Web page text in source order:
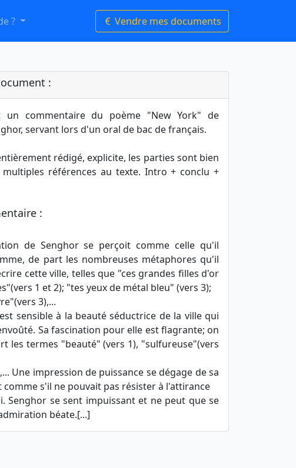
? Vendre mes documents
:
un commentaire du poème "New York" de
servant lors d'un oral de bac de français.
rédigé, explicite, les parties sont bien
multiples références au texte. Intro + conclu +
:
de Senghor se perçoit comme celle qu'il
de part les nombreuses métaphores qu'il
cette ville, telles que "ces grandes filles d'or
1 et 2); "tes yeux de métal bleu" (vers 3);
3),...
sensible à la beauté séductrice de la ville qui
Sa fascination pour elle est flagrante; on
les termes "beauté" (vers 1), "sulfureuse"(vers
Une impression de puissance se dégage de sa
s'il ne pouvait pas résister à l'attirance
Senghor se sent impuissant et ne peut que se
béate.[...]